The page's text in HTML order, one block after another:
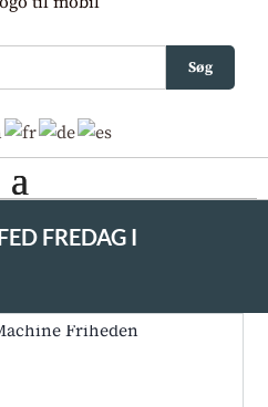
Søg
FREDAG I